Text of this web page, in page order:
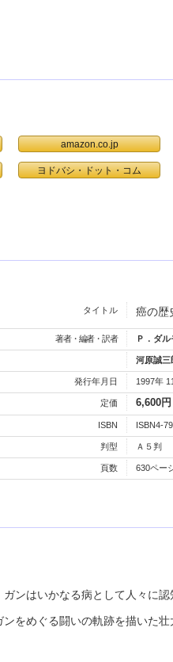
amazon.co.jp
ヨドバシ・ドット・コム
癌の歴
タイトル
著者・編者・訳者 Ｐ．ダ
河原誠三
発行年月日 1997年
定価 6,600円
ISBN ISBN4-
判型 Ａ５判
頁数 630ペー
ンはいかなる病として人々に
をめぐる闘いの軌跡を描いた壮